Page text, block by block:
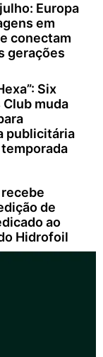
Europa
em
conectam
gerações
Six
muda
publicitária
recebe
de
ao
Hidrofoil